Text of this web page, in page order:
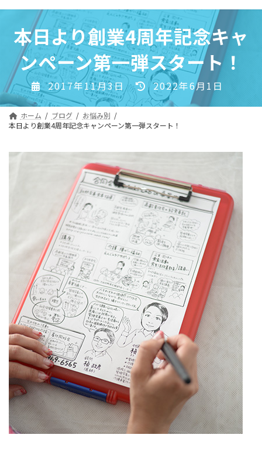
コ
ス
キ
ナ
ン
に
本日より創業4周年記念キャ
ンペーン第一弾スタート！
2017年11月3日
最
終
新
時
2022年6月1日
ホーム ブログ
お悩み別
本日より創業4周年記念キャンペーン第一弾スタート！